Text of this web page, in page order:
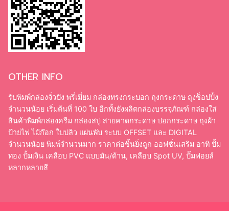
OTHER INFO
รับพิมพ์กล่องจั่วปัง พรี่เมี่ยม กล่องทรงกระบอก ถุงกระดาษ ถุงช็อปปิ้ง
จำนวนน้อย เริ่มต้นที่ 100 ใบ อีกทั้งยังผลิตกล่องบรรจุภัณฑ์ กล่องใส่
สินค้าพิมพ์กล่องครีม กล่องสบู่ สายคาดกระดาษ ปอกกระดาษ ถุงผ้า
ป้ายไฟ ไม้ก๊อก ใบปลิว แผ่นพับ ระบบ OFFSET และ DIGITAL
จำนวนน้อย พิมพ์จำนวนมาก ราคาต่อชิ้นยิ่งถูก ออฟชั่นเสริม อาทิ ปั้ม
ทอง ปั้มเงิน เคลือบ PVC แบบมัน/ด้าน, เคลือบ Spot UV, ปั๊มฟอยล์
หลากหลายสี